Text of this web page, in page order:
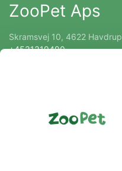
ZooPet Aps
Skramsvej 10, 4622 Havdrup
+4531319490